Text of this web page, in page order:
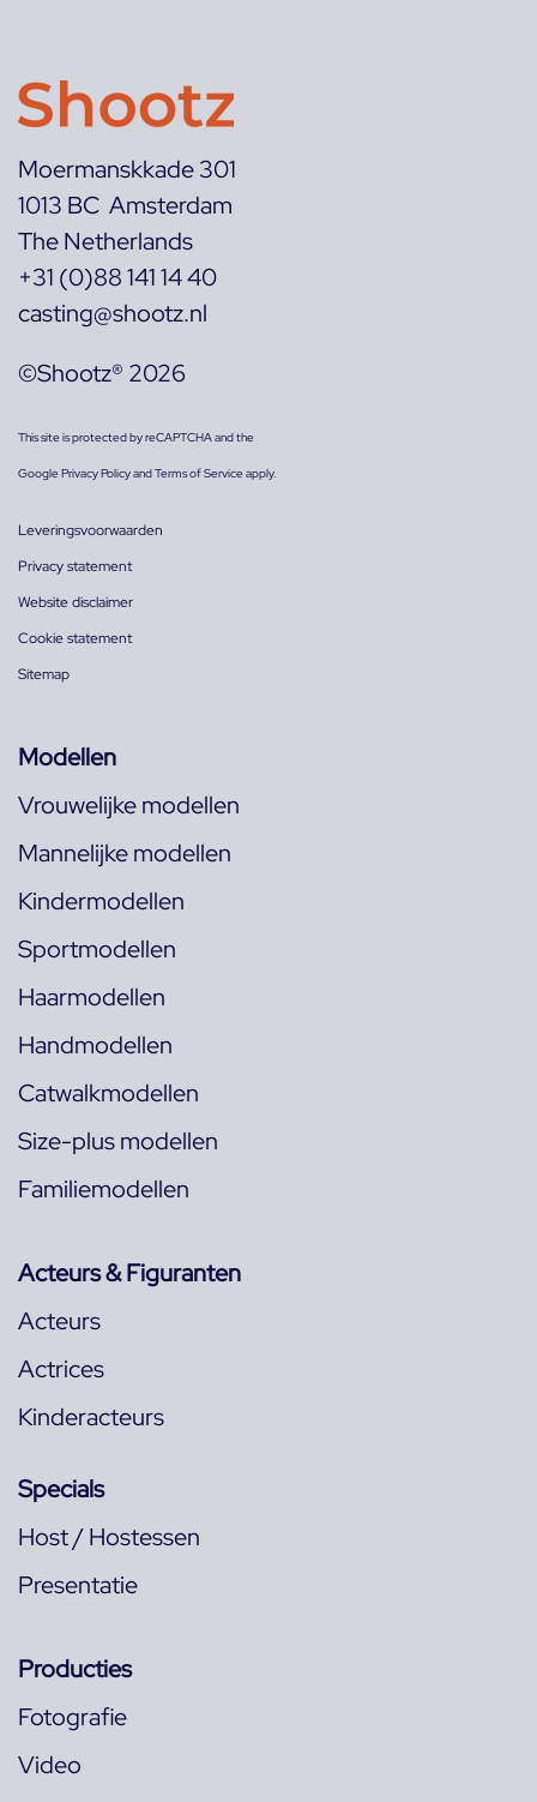
Moermanskkade 301
1013 BC Amsterdam
The Netherlands
+31 (0)88 141 14 40
casting@shootz.nl
©Shootz® 2026
This site is protected by reCAPTCHA and the
GooglePrivacy PolicyandTerms of Serviceapply.
Leveringsvoorwaarden
Privacy statement
Website disclaimer
Cookie statement
Sitemap
Modellen
Vrouwelijke modellen
Mannelijke modellen
Kindermodellen
Sportmodellen
Haarmodellen
Handmodellen
Catwalkmodellen
Size-plus modellen
Familiemodellen
Acteurs & Figuranten
Acteurs
Actrices
Kinderacteurs
Specials
Host / Hostessen
Presentatie
Producties
Fotografie
Video